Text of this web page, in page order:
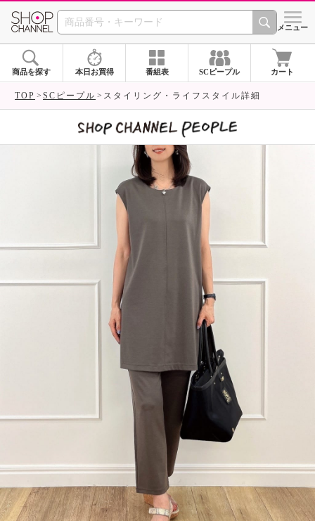
SHOP CHANNEL シメニュー
商品を探す 本日お買得 番組表 SCピープル カート
TOP SCピープル スタイリング・ライフスタイル詳細